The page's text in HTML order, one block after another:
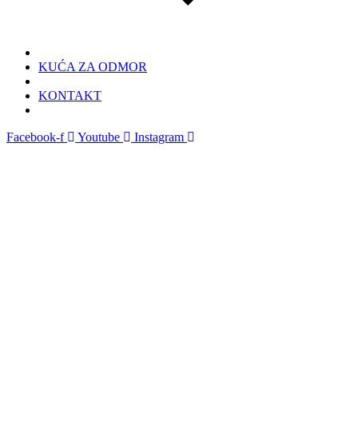
KUĆA ZA ODMOR
KONTAKT
Facebook-f Youtube Instagram